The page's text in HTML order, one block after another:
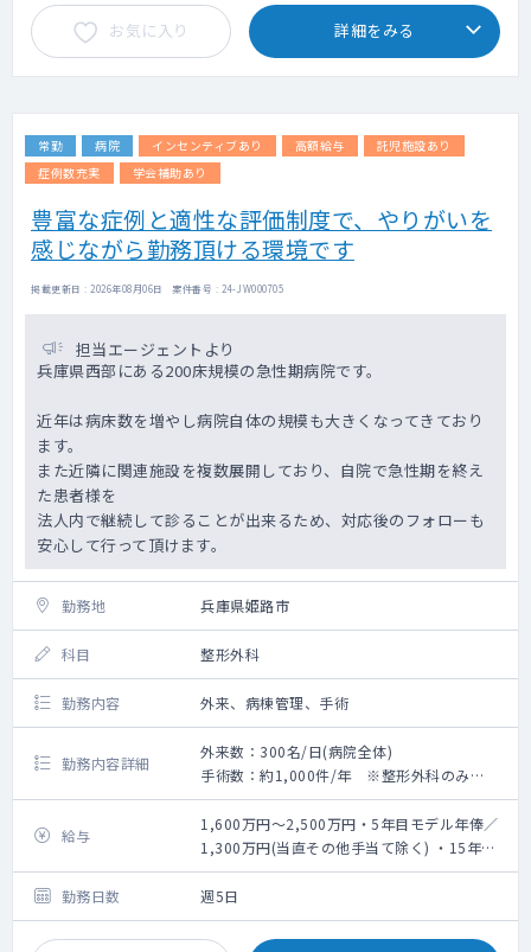
お気に入り 詳細をみる
常勤 病院 インセンティブあり 高額給与
託児施設あり
症例数充実
学会補助あり
豊富な症例と適性な評価制度で、やりがいを
感じながら勤務頂ける環境です
掲載更新日 : 2026年08月06日 案件番号 : 24-JW000705
担当エージェントより
兵庫県西部にある200床規模の急性期病院です。
近年は病床数を増やし病院自体の規模も大きくなってきており
ます。
また近隣に関連施設を複数展開しており、自院で急性期を終え
た患者様を
法人内で継続して診ることが出来るため、対応後のフォローも
安心して行って頂けます。
勤務地 兵庫県姫路市
科目 整形外科
勤務内容 外来、病棟管理、手術
勤務内容詳細
外来数：300名/日(病院全体)
手術数：約1,000件/年 ※整形外科のみ
《整形外科外来》
・外来コマ数：3コマ程度/週
・外来患者数：20～30名/コマ
《病棟管理》
・担当患者数：5～10名
《オペ》
・総手術件数：約1,000件/年
給与
1,600万円～2,500万円・5年目モデル年俸／
1,300万円(当直その他手当て除く) ・15年目
モデル年俸／1,700万円(当直その他手当て除
く)
勤務日数 週5日